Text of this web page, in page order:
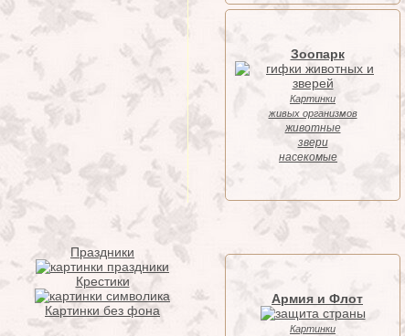
Праздники
Крестики
Картинки без фона
Зоопарк
Картинки
живых организмов
животные
звери
насекомые
Армия и Флот
Картинки